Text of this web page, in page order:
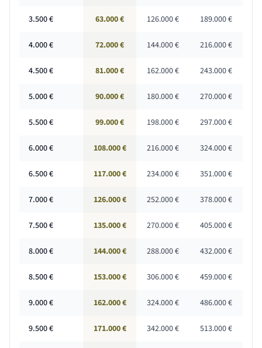
3.500€ 63.000 € 126.000 € 189.000 €
4.000€ 72.000 € 144.000 € 216.000 €
4.500€ 81.000 € 162.000 € 243.000 €
5.000€ 90.000 € 180.000 € 270.000 €
5.500€ 99.000 € 198.000 € 297.000 €
6.000€ 108.000 € 216.000 € 324.000 €
6.500€ 117.000 € 234.000 € 351.000 €
7.000€ 126.000 € 252.000 € 378.000 €
7.500€ 135.000 € 270.000 € 405.000 €
8.000€ 144.000 € 288.000 € 432.000 €
8.500€ 153.000 € 306.000 € 459.000 €
9.000€ 162.000 € 324.000 € 486.000 €
9.500€ 171.000 € 342.000 € 513.000 €